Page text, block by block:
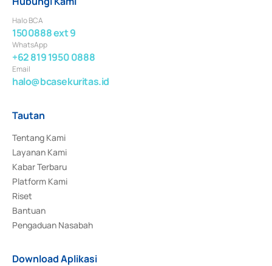
Halo BCA
1500888 ext 9
WhatsApp
+62 819 1950 0888
Email
halo@bcasekuritas.id
Tautan
Tentang Kami
Layanan Kami
Kabar Terbaru
Platform Kami
Riset
Bantuan
Pengaduan Nasabah
Download Aplikasi